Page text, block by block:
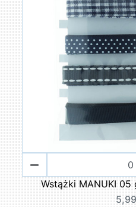
Wstążki MANUKI